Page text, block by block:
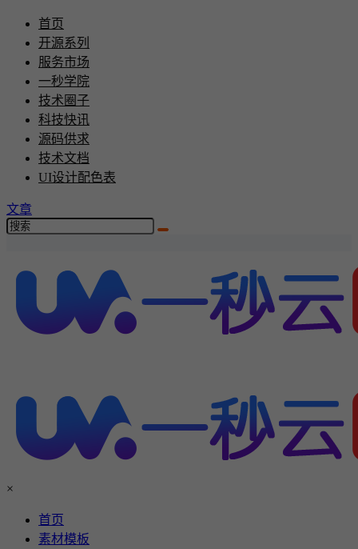
首页
开源系列
服务市场
一秒学院
技术圈子
科技快讯
源码供求
技术文档
UI设计配色表
文章
×
首页
素材模板